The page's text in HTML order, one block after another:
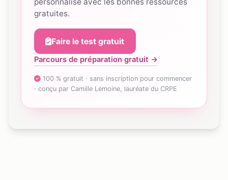
gratuites.
Faire le test gratuit
Parcours de préparation gratuit →
100 % gratuit · sans inscription pour commencer
· conçu par Camille Lemoine, lauréate du CRPE